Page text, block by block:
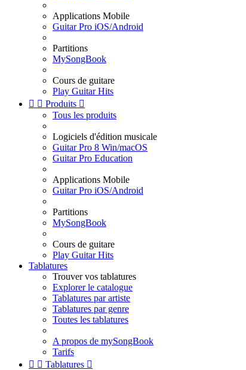
Applications Mobile
Guitar Pro iOS/Android
Partitions
MySongBook
Cours de guitare
Play Guitar Hits
  Produits 
Tous les produits
Logiciels d'édition musicale
Guitar Pro 8 Win/macOS
Guitar Pro Education
Applications Mobile
Guitar Pro iOS/Android
Partitions
MySongBook
Cours de guitare
Play Guitar Hits
Tablatures
Trouver vos tablatures
Explorer le catalogue
Tablatures par artiste
Tablatures par genre
Toutes les tablatures
A propos de mySongBook
Tarifs
  Tablatures 